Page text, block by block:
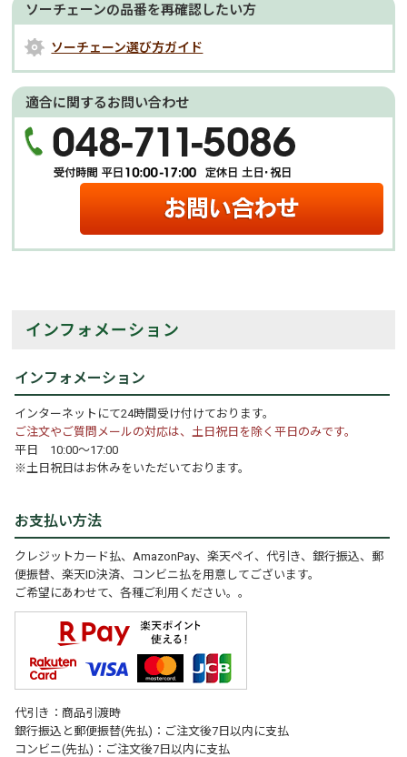
ソーチェーンの品番を再確認したい方
ソーチェーン選び方ガイド
適合に関するお問い合わせ
インフォメーション
インフォメーション
インターネットにて24時間受け付けております。
ご注文やご質問メールの対応は、土日祝日を除く平日のみです。
平日 10:00～17:00
※土日祝日はお休みをいただいております。
お支払い方法
クレジットカード払、AmazonPay、楽天ペイ、代引き、銀行振込、郵
便振替、楽天ID決済、コンビニ払を用意してございます。
ご希望にあわせて、各種ご利用ください。。
代引き：商品引渡時
銀行振込と郵便振替(先払)：ご注文後7日以内に支払
コンビニ(先払)：ご注文後7日以内に支払